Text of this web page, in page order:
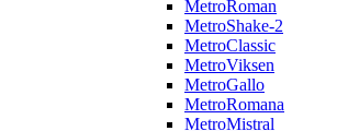
MetroRoman
MetroShake-2
MetroClassic
MetroViksen
MetroGallo
MetroRomana
MetroMistral